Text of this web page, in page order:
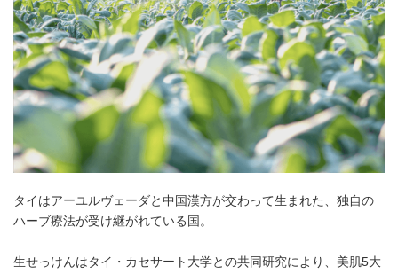
タイはアーユルヴェーダと中国漢方が交わって生まれた、独自の
ハーブ療法が受け継がれている国。
生せっけんはタイ・カセサート大学との共同研究により、美肌5大